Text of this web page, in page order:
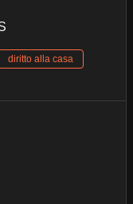
diritto alla casa